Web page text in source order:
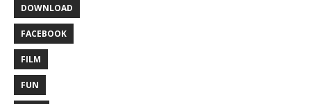
DOWNLOAD
FACEBOOK
FILM
FUN